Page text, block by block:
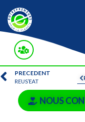
PRECEDENT
REUS’EAT
NOUS